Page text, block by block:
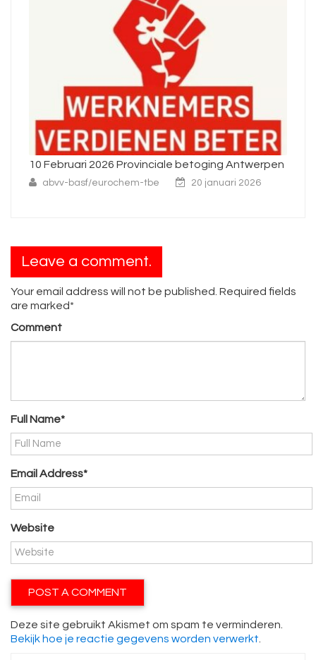
10 Februari 2026 Provinciale betoging Antwerpen
abvv-basf/eurochem-tbe 20 januari 2026
Leave a comment.
Your email address will not be published. Required fields
are marked*
Comment
Full Name*
Email Address*
Website
Deze site gebruikt Akismet om spam te verminderen.
Bekijk hoe je reactie gegevens worden verwerkt